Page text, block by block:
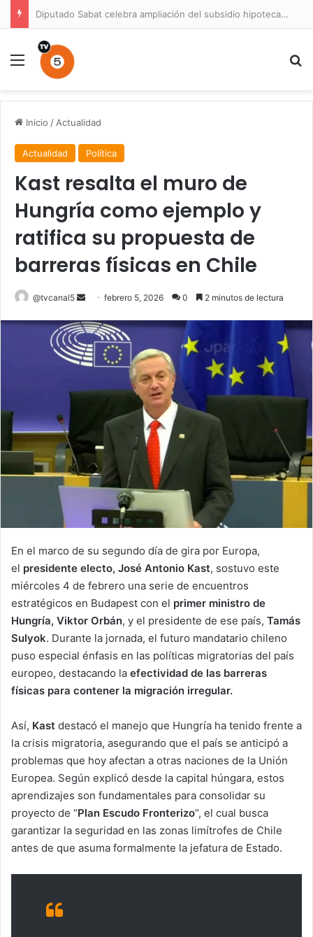
Diputado Sabat celebra ampliación del subsidio hipotecario con viviendas de hasta 6.000 UF
Menú
Inicio / Actualidad
Actualidad Política
Kast resalta el muro de
Hungría como ejemplo y
ratifica su propuesta de
barreras físicas en Chile
@tvcanal5
Send
email
febrero 5, 2026 0 2 minutos de lectura
En el marco de su segundo día de gira por Europa,
el presidente electo, José Antonio Kast, sostuvo este
miércoles 4 de febrero una serie de encuentros
estratégicos en Budapest con el primer ministro de
Hungría, Viktor Orbán, y el presidente de ese país, Tamás
Sulyok. Durante la jornada, el futuro mandatario chileno
puso especial énfasis en las políticas migratorias del país
europeo, destacando la efectividad de las barreras
físicas para contener la migración irregular.
Así, Kast destacó el manejo que Hungría ha tenido frente a
la crisis migratoria, asegurando que el país se anticipó a
problemas que hoy afectan a otras naciones de la Unión
Europea. Según explicó desde la capital húngara, estos
aprendizajes son fundamentales para consolidar su
proyecto de “Plan Escudo Fronterizo“, el cual busca
garantizar la seguridad en las zonas limítrofes de Chile
antes de que asuma formalmente la jefatura de Estado.